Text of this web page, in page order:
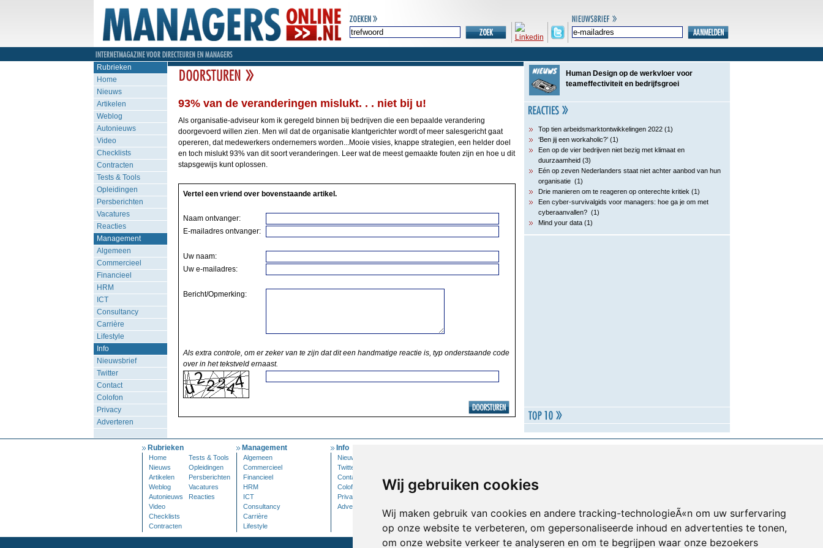
Wij gebruiken cookies
Wij maken gebruik van cookies en andere tracking-technologieÃ«n om uw surfervaring
op onze website te verbeteren, om gepersonaliseerde inhoud en advertenties te tonen,
om onze website verkeer te analyseren en om te begrijpen waar onze bezoekers
Rubrieken
Home
Nieuws
Artikelen
Weblog
Autonieuws
Video
Checklists
Contracten
Tests & Tools
Opleidingen
Persberichten
Vacatures
Reacties
Management
Algemeen
Commercieel
Financieel
HRM
ICT
Consultancy
Carrière
Lifestyle
Info
Nieuwsbrief
Twitter
Contact
Colofon
Privacy
Adverteren
93% van de veranderingen mislukt. . . niet bij u!
Als organisatie-adviseur kom ik geregeld binnen bij bedrijven die een bepaalde verandering
doorgevoerd willen zien. Men wil dat de organisatie klantgerichter wordt of meer salesgericht gaat
opereren, dat medewerkers ondernemers worden...Mooie visies, knappe strategien, een helder doel
en toch mislukt 93% van dit soort veranderingen. Leer wat de meest gemaakte fouten zijn en hoe u dit
stapsgewijs kunt oplossen.
Vertel een vriend over bovenstaande artikel.
Naam ontvanger:
E-mailadres ontvanger:
Uw naam:
Uw e-mailadres:
Bericht/Opmerking:
Als extra controle, om er zeker van te zijn dat dit een handmatige reactie is, typ onderstaande code
over in het tekstveld ernaast.
Human Design op de werkvloer voor
teameffectiviteit en bedrijfsgroei
Top tien arbeidsmarktontwikkelingen 2022 (1)
‘Ben jij een workaholic?’ (1)
Een op de vier bedrijven niet bezig met klimaat en
duurzaamheid (3)
Eén op zeven Nederlanders staat niet achter aanbod van hun
organisatie (1)
Drie manieren om te reageren op onterechte kritiek (1)
Een cyber-survivalgids voor managers: hoe ga je om met
cyberaanvallen? (1)
Mind your data (1)
Rubrieken
Home
Tests & Tools
Nieuws
Opleidingen
Artikelen
Persberichten
Weblog
Vacatures
Autonieuws
Reacties
Video
Checklists
Contracten
Management
Algemeen
Commercieel
Financieel
HRM
ICT
Consultancy
Carrière
Lifestyle
Info
Nieuwsbrief
Twitter
Contact
Colofon
Privacy
Adverteren